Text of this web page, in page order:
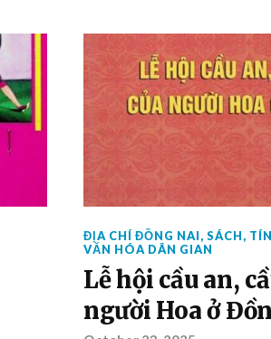
ĐỊA CHÍ ĐỒNG NAI, SÁCH,
VĂN HÓA DÂN GIAN
Lễ hội cầu an,
người Hoa ở